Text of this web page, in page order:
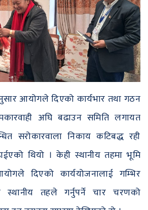
आयोगले दिएको कार्यभार तथा गठन
अघि बढाउन समिति लगायत
सरोकारवाला निकाय कटिबद्ध रही
थियो । केही स्थानीय तहमा भूमि
दिएको कार्ययोजनालाई गम्भिर
तहले गर्नुपर्ने चार चरणको